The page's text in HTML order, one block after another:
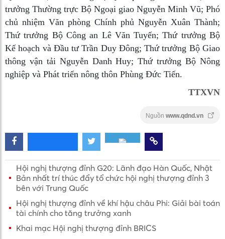
trưởng Thường trực Bộ Ngoại giao Nguyễn Minh Vũ; Phó
chủ nhiệm Văn phòng Chính phủ Nguyễn Xuân Thành;
Thứ trưởng Bộ Công an Lê Văn Tuyến; Thứ trưởng Bộ
Kế hoạch và Đầu tư Trần Duy Đông; Thứ trưởng Bộ Giao
thông vận tải Nguyễn Danh Huy; Thứ trưởng Bộ Nông
nghiệp và Phát triển nông thôn Phùng Đức Tiến.
TTXVN
Nguồn www.qdnd.vn
Hội nghị thượng đỉnh G20: Lãnh đạo Hàn Quốc, Nhật
Bản nhất trí thúc đẩy tổ chức hội nghị thượng đỉnh 3
bên với Trung Quốc
Hội nghị thượng đỉnh về khí hậu châu Phi: Giải bài toán
tài chính cho tăng trưởng xanh
Khai mạc Hội nghị thượng đỉnh BRICS